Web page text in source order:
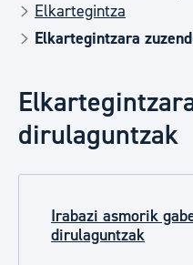
Elkartegintza
Elkartegintzara
dirulaguntzak
Irabazi asmorik
dirulaguntzak